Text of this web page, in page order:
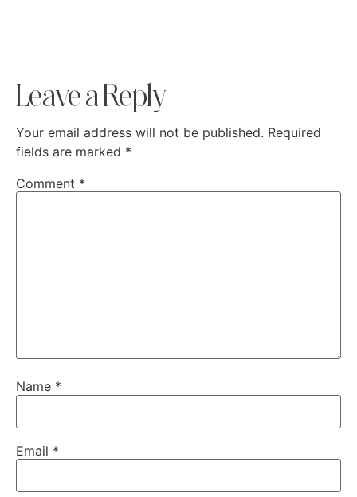
Leave a Reply
Your email address will not be published. Required
fields are marked *
Comment *
Name *
Email *